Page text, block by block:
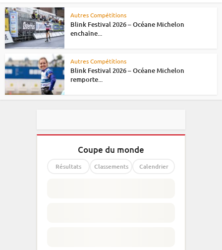
Autres Compétitions
Blink Festival 2026 – Océane Michelon
enchaîne...
Autres Compétitions
Blink Festival 2026 – Océane Michelon
remporte...
Coupe du monde
Résultats Classements Calendrier